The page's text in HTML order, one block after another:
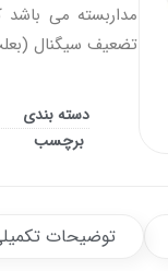
مداربسته می
تضعیف سیگنال
دسته بندی
برچسب
توضیحات